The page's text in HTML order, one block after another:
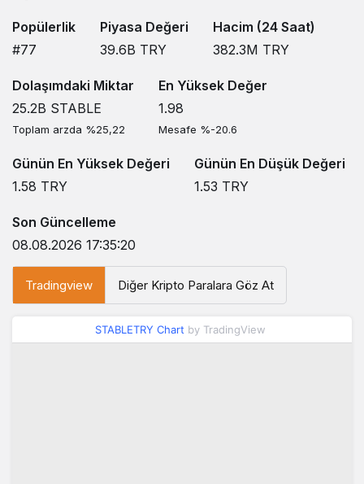
Popülerlik
#77
Piyasa Değeri
39.6B TRY
Hacim (24 Saat)
382.3M TRY
Dolaşımdaki Miktar
25.2B STABLE
Toplam arzda %25,22
En Yüksek Değer
1.98
Mesafe %-20.6
Günün En Yüksek Değeri
1.58 TRY
Günün En Düşük Değeri
1.53 TRY
Son Güncelleme
08.08.2026 17:35:20
Tradingview Diğer Kripto Paralara Göz At
STABLETRY Chart by TradingView